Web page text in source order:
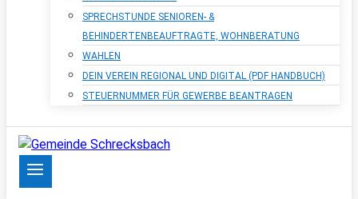
SPRECHSTUNDE SENIOREN- &
BEHINDERTENBEAUFTRAGTE, WOHNBERATUNG
WAHLEN
DEIN VEREIN REGIONAL UND DIGITAL (PDF HANDBUCH)
STEUERNUMMER FÜR GEWERBE BEANTRAGEN